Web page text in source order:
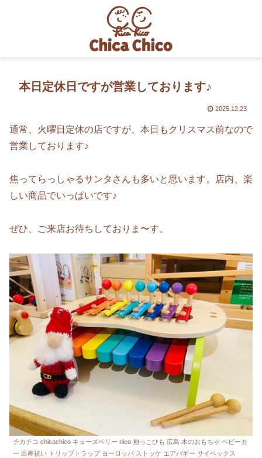
本日定休日ですが営業しております♪
2025.12.23
通常、火曜日定休の店ですが、本日もクリスマス前なので
営業しております♪
焦ってらっしゃるサンタさんも多いと思います。店内、楽
しい商品でいっぱいです♪
ぜひ、ご来店お待ちしておりま〜す。
チカチコ chicachico キューズベリー nico 抱っこひも 広島 木のおもちゃ ベビーカ
ー 出産祝い トリップトラップ ヨーロッパ ストッケ エアバギー サイベックス